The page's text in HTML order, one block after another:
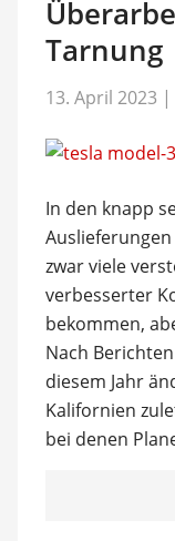
Tarnung
13. April 2023 |
In den knapp
zwar viele
verbesserter
bekommen,
Nach
diesem Jahr
Kalifornien
bei denen